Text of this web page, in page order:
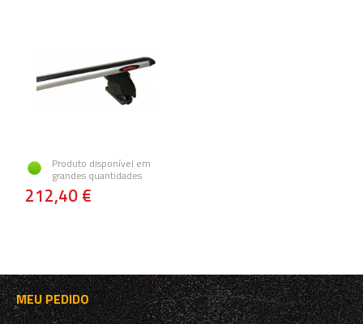
Produto disponível em
grandes quantidades
212,40 €
MEU PEDIDO